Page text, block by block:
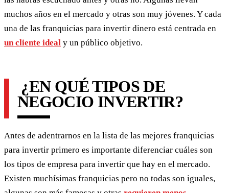
muchos años en el mercado y otras son muy jóvenes. Y cada
una de las franquicias para invertir dinero está centrada en
un cliente ideal y un público objetivo.
¿EN QUÉ TIPOS DE
NEGOCIO INVERTIR?
Antes de adentrarnos en la lista de las mejores franquicias
para invertir primero es importante diferenciar cuáles son
los tipos de empresa para invertir que hay en el mercado.
Existen muchísimas franquicias pero no todas son iguales,